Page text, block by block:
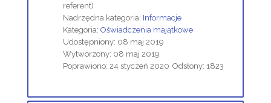
referent)
Nadrzędna kategoria: Informacje
Kategoria: Oświadczenia majątkowe
Udostępniony: 08 maj 2019
Wytworzony: 08 maj 2019
Poprawiono: 24 styczeń 2020 Odsłony: 1823